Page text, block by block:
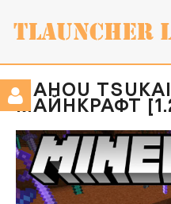
MAHOU
МАЙНКРАФТ